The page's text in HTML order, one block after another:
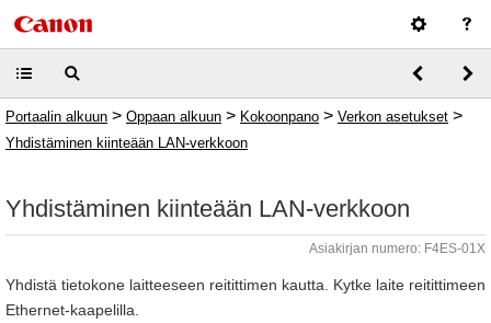
Portaalin alkuun > Oppaan alkuun > Kokoonpano > Verkon asetukset >
Yhdistäminen kiinteään LAN-verkkoon
Yhdistäminen kiinteään LAN-verkkoon
Asiakirjan numero: F4ES-01X
Yhdistä tietokone laitteeseen reitittimen kautta. Kytke laite reitittimeen
Ethernet-kaapelilla.